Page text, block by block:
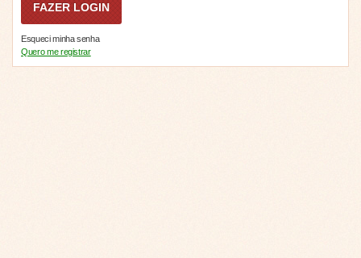
Esqueci minha senha
Quero me registrar